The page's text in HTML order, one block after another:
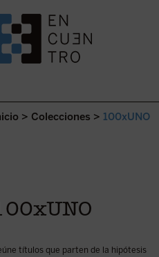
SALTAR AL CONTENIDO.
> Colecciones > 100xUNO
títulos que parten de la hipótesis